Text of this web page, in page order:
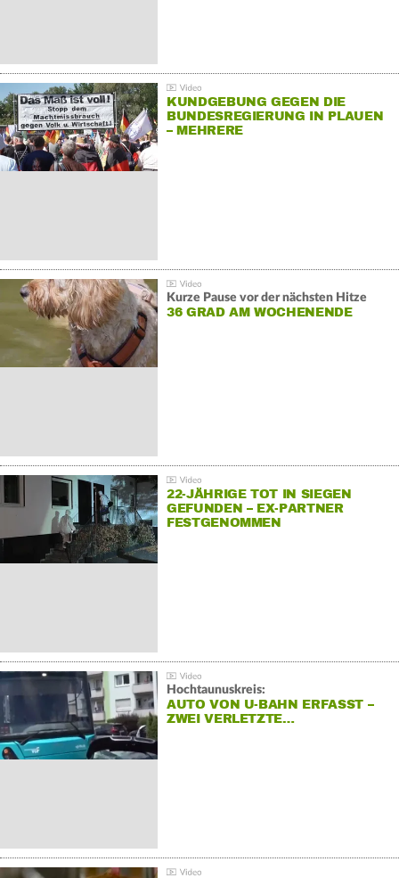
KUNDGEBUNG GEGEN DIE
BUNDESREGIERUNG IN PLAUEN
– MEHRERE
Kurze Pause vor der nächsten Hitze
36 GRAD AM WOCHENENDE
22-JÄHRIGE TOT IN SIEGEN
GEFUNDEN – EX-PARTNER
FESTGENOMMEN
Hochtaunuskreis:
AUTO VON U-BAHN ERFASST –
ZWEI VERLETZTE…